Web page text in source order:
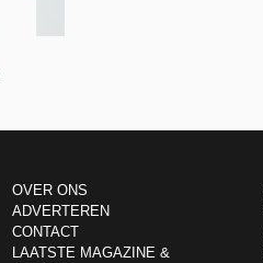
OVER ONS
ADVERTEREN
CONTACT
LAATSTE MAGAZINE &